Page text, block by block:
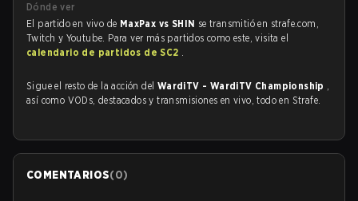
Dónde ver
El partido en vivo de MaxPax vs SHIN se transmitió en strafe.com,
Twitch y Youtube. Para ver más partidos como este, visita el
calendario de partidos de SC2 .
Sigue el resto de la acción del WardiTV - WardiTV Championship ,
así como VODs, destacados y transmisiones en vivo, todo en Strafe.
COMENTARIOS(0)